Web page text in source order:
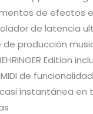
de efectos e
de latencia
producción
Edition
de
instantánea en